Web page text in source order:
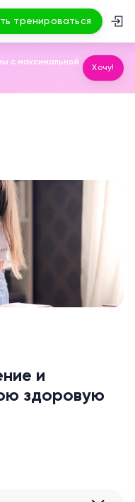
тренироваться
с максимальной
Хочу!
и
здоровую